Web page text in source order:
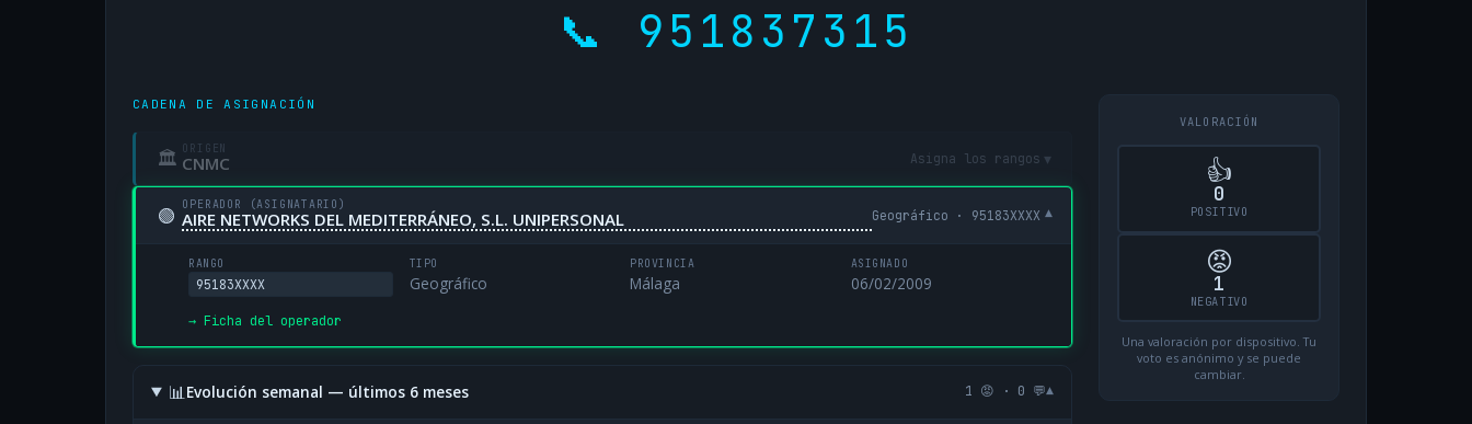
📞 951837315
CADENA DE ASIGNACIÓN
🏛 ORIGEN
CNMC Asigna los rangos ▾
🟢 OPERADOR (ASIGNATARIO)
AIRE NETWORKS DEL MEDITERRÁNEO, S.L. UNIPERSONAL Geográfico · 95183XXXX ▾
RANGO
95183XXXX
TIPO
Geográfico
PROVINCIA
Málaga
ASIGNADO
06/02/2009
→ Ficha del operador
📊Evolución semanal — últimos 6 meses 1 😡 · 0 💬▾
VALORACIÓN
👍
0
POSITIVO
😡
1
NEGATIVO
Una valoración por dispositivo. Tu
voto es anónimo y se puede
cambiar.